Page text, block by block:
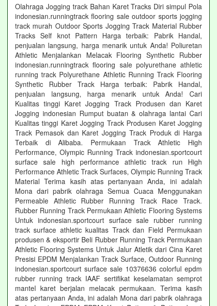
Olahraga Jogging track Bahan Karet Tracks Diri simpul Pola
indonesian.runningtrack flooring sale outdoor sports jogging
track murah Outdoor Sports Jogging Track Material Rubber
Tracks Self knot Pattern Harga terbaik: Pabrik Handal,
penjualan langsung, harga menarik untuk Anda! Poliuretan
Athletic Menjalankan Melacak Flooring Synthetic Rubber
indonesian.runningtrack flooring sale polyurethane athletic
running track Polyurethane Athletic Running Track Flooring
Synthetic Rubber Track Harga terbaik: Pabrik Handal,
penjualan langsung, harga menarik untuk Anda! Cari
Kualitas tinggi Karet Jogging Track Produsen dan Karet
Jogging indonesian Rumput buatan & olahraga lantai Cari
Kualitas tinggi Karet Jogging Track Produsen Karet Jogging
Track Pemasok dan Karet Jogging Track Produk di Harga
Terbaik di Alibaba. Permukaan Track Athletic High
Performance, Olympic Running Track indonesian.sportcourt
surface sale high performance athletic track run High
Performance Athletic Track Surfaces, Olympic Running Track
Material Terima kasih atas pertanyaan Anda, ini adalah
Mona dari pabrik olahraga Semua Cuaca Menggunakan
Permeable Athletic Rubber Running Track Race Track.
Rubber Running Track Permukaan Athletic Flooring Systems
Untuk indonesian.sportcourt surface sale rubber running
track surface athletic kualitas Track dan Field Permukaan
produsen & eksportir Beli Rubber Running Track Permukaan
Athletic Flooring Systems Untuk Jalur Atletik dari Cina Karet
Presisi EPDM Menjalankan Track Surface, Outdoor Running
indonesian.sportcourt surface sale 10376636 colorful epdm
rubber running track IAAF sertifikat keselamatan semprot
mantel karet berjalan melacak permukaan. Terima kasih
atas pertanyaan Anda, ini adalah Mona dari pabrik olahraga